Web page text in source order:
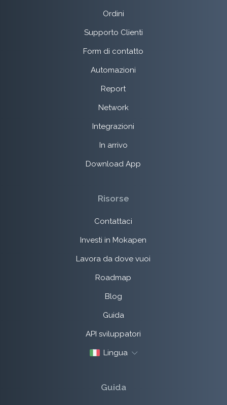
Ordini
Supporto Clienti
Form di contatto
Automazioni
Report
Network
Integrazioni
In arrivo
Download App
Risorse
Contattaci
Investi in Mokapen
Lavora da dove vuoi
Roadmap
Blog
Guida
API sviluppatori
Lingua
Guida